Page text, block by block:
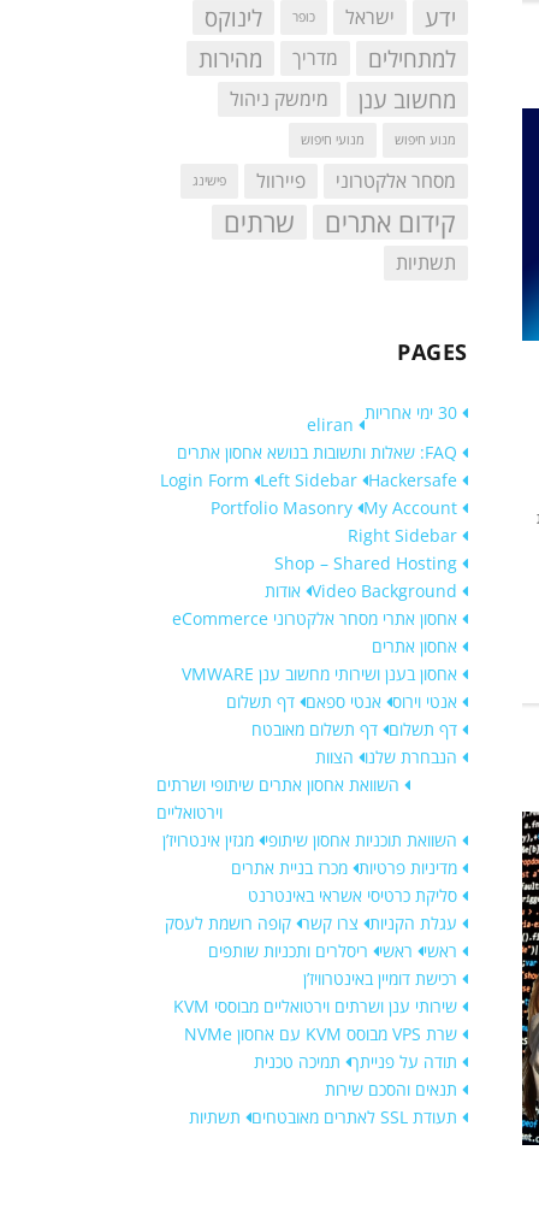
ידע ישראל כופר
לינוקס
למתחילים
מדריך
מהירות
מחשוב ענן
מימשק ניהול
מנוע חיפוש מנועי חיפוש
מסחר אלקטרוני פיירוול פישינג
קידום אתרים שרתים
תשתיות
PAGES
30 ימי אחריות
eliran
FAQ: שאלות ותשובות בנושא אחסון אתרים
Hackersafe
Left Sidebar
Login Form
My Account
Portfolio Masonry
Right Sidebar
Shop – Shared Hosting
Video Background אודות
אחסון אתרי מסחר אלקטרוני eCommerce
אחסון אתרים
אחסון בענן ושירותי מחשוב ענן VMWARE
אנטי וירוס אנטי ספאם דף תשלום
דף תשלום דף תשלום מאובטח
הנבחרת שלנו הצוות
השוואת אחסון אתרים שיתופי ושרתים
וירטואליים
השוואת תוכניות אחסון שיתופי מגזין אינטרויז’ן
מדיניות פרטיות מכרז בניית אתרים
סליקת כרטיסי אשראי באינטרנט
עגלת הקניות צרו קשר קופה רושמת לעסק
ראשי ראשי ריסלרים ותכניות שותפים
רכישת דומיין באינטרוויז’ן
שירותי ענן ושרתים וירטואליים מבוססי KVM
שרת VPS מבוסס KVM עם אחסון NVMe
תודה על פנייתך תמיכה טכנית
תנאים והסכם שירות
תעודת SSL לאתרים מאובטחים
תשתיות